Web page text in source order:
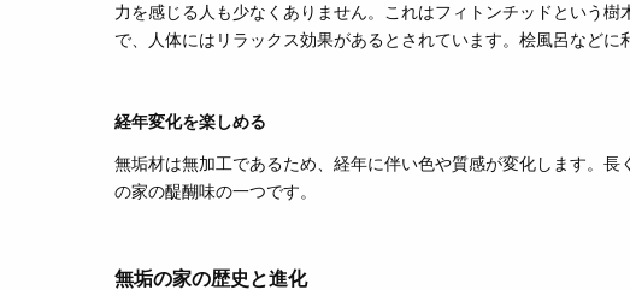
力を感じる人も少なくありません。 これはフィトンチッドという樹
で、
人体にはリラックス効果があるとされています。桧風呂などに
経年変化を楽しめる
無垢材は無加工であるため、経年に伴い色や質感が変化します。長
の家の醍醐味の一つです。
無垢の家の歴史と進化